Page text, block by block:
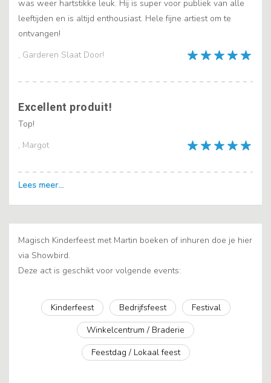
, Garderen Slaat Door!
was weer hartstikke leuk. Hij is super voor publiek van alle
leeftijden en is altijd enthousiast. Hele fijne artiest om te
ontvangen!
, Margot
Excellent produit!
Top!
Magisch Kinderfeest met Martin boeken of inhuren doe je hier
via Showbird.
Deze act is geschikt voor volgende events:
Kinderfeest Bedrijfsfeest
Festival
Winkelcentrum / Braderie
Feestdag / Lokaal feest